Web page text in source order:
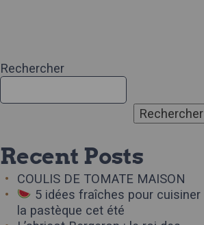
Rechercher
Rechercher
Recent Posts
COULIS DE TOMATE MAISON
5 idées fraîches pour cuisiner
la pastèque cet été